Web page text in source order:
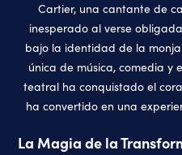
Cartier, una cantante de
inesperado al verse
bajo la identidad de la
única de música, comedia y
teatral ha conquistado el
ha convertido en una
La Magia de la